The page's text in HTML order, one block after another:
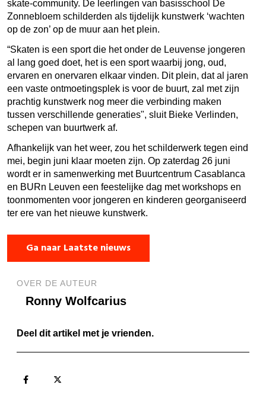
skate-community. De leerlingen van basisschool De
Zonnebloem schilderden als tijdelijk kunstwerk ‘wachten
op de zon’ op de muur aan het plein.
“Skaten is een sport die het onder de Leuvense jongeren
al lang goed doet, het is een sport waarbij jong, oud,
ervaren en onervaren elkaar vinden. Dit plein, dat al jaren
een vaste ontmoetingsplek is voor de buurt, zal met zijn
prachtig kunstwerk nog meer die verbinding maken
tussen verschillende generaties", sluit Bieke Verlinden,
schepen van buurtwerk af.
Afhankelijk van het weer, zou het schilderwerk tegen eind
mei, begin juni klaar moeten zijn. Op zaterdag 26 juni
wordt er in samenwerking met Buurtcentrum Casablanca
en BURn Leuven een feestelijke dag met workshops en
toonmomenten voor jongeren en kinderen georganiseerd
ter ere van het nieuwe kunstwerk.
Ga naar Laatste nieuws
OVER DE AUTEUR
Ronny Wolfcarius
Deel dit artikel met je vrienden.